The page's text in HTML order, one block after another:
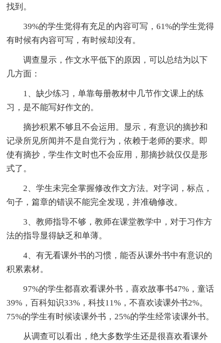
找到。
39%的学生觉得有充足的内容可写，61%的学生觉得
有时候有内容可写，有时候却没有。
调查显示，作文水平低下的原因，可以总结为以下
几方面：
1、缺少练习，单靠每册教材中几节作文课上的练
习，是不能写好作文的。
摘抄积累不够且不会运用。显示，有意识的摘抄和
记录所见所闻并不是自觉行为，依赖于老师的要求。即
使有摘抄，学生作文时也不会应用，那摘抄就仅仅是形
式了。
2、学生未完全掌握修改作文方法。对字词，标点，
句子，篇章的错误不能完全发现，并准确修改。
3、教师指导不够，教师在课堂教学中，对于习作方
法的指导显得缺乏和单薄。
4、有无看课外书的习惯，能否从课外书中有意识的
积累素材。
97%的学生都喜欢看课外书，喜欢故事书47%，童话
39%，百科知识33%，科技11%，不喜欢读课外书2%。
75%的学生有时候读课外书，25%的学生经常读课外书。
从调查可以看出，绝大多数学生还是很喜欢看课外